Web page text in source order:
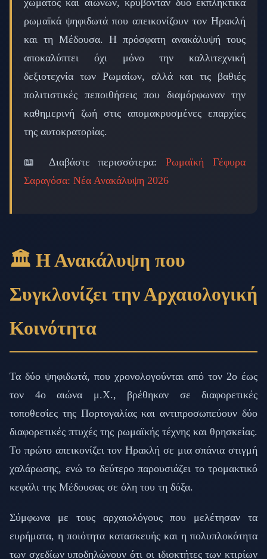
ρωμαϊκά ψηφιδωτά που απεικονίζουν τον Ηρακλή
και τη Μέδουσα. Η πρόσφατη ανακάλυψή τους
αποκαλύπτει όχι μόνο την καλλιτεχνική
δεξιοτεχνία των Ρωμαίων, αλλά και τις βαθιές
πολιτιστικές πεποιθήσεις που διαμόρφωναν την
καθημερινή ζωή στις απομακρυσμένες επαρχίες
της αυτοκρατορίας.
📖 Διαβάστε περισσότερα:Ρωμαϊκή Γέφυρα
Σαραγόσα: Νέα Ανακάλυψη 2026
🏛️ Η Ανακάλυψη που
Συγκλονίζει την Αρχαιολογική
Κοινότητα
Τα δύο ψηφιδωτά, που χρονολογούνται από τον 2ο έως
τον 4ο αιώνα μ.Χ., βρέθηκαν σε διαφορετικές
τοποθεσίες της Πορτογαλίας και αντιπροσωπεύουν δύο
διαφορετικές πτυχές της ρωμαϊκής τέχνης και θρησκείας.
Το πρώτο απεικονίζει τον Ηρακλή σε μια σπάνια στιγμή
χαλάρωσης, ενώ το δεύτερο παρουσιάζει το τρομακτικό
κεφάλι της Μέδουσας σε όλη του τη δόξα.
Σύμφωνα με τους αρχαιολόγους που μελέτησαν τα
ευρήματα, η ποιότητα κατασκευής και η πολυπλοκότητα
των σχεδίων υποδηλώνουν ότι οι ιδιοκτήτες των κτιρίων